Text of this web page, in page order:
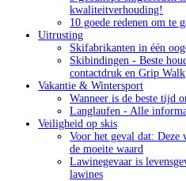
kwaliteitverhouding!
10 goede redenen om te
Uitrusting
Skifabrikanten in één
Skibindingen - Beste
contactdruk en Grip Walk
Vakantie & Wintersport
Wanneer is de beste tijd
Langlaufen - Alle
Veiligheid op skis
Voor het geval dat: Deze
de moeite waard
Lawinegevaar is
lawines